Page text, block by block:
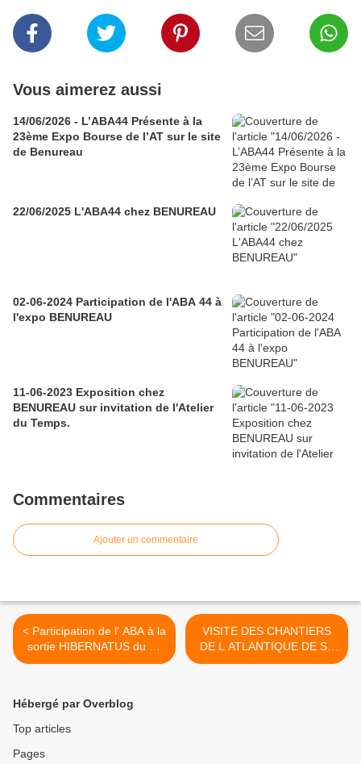
Vous aimerez aussi
14/06/2026 - L’ABA44 Présente à la
23ème Expo Bourse de l’AT sur le site
de Benureau
22/06/2025 L'ABA44 chez BENUREAU
02-06-2024 Participation de l'ABA 44 à
l'expo BENUREAU
11-06-2023 Exposition chez
BENUREAU sur invitation de l'Atelier
du Temps.
Commentaires
Ajouter un commentaire
< Participation de l‘ ABA à la
sortie HIBERNATUS du 17
12 17.
VISITE DES CHANTIERS
DE L ATLANTIQUE DE ST
NAZAIRE 27/02/2018 >
Hébergé par Overblog
Top articles
Pages